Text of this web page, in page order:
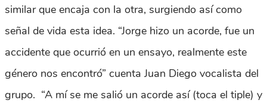
similar que encaja con la otra, surgiendo así como
señal de vida esta idea. “Jorge hizo un acorde, fue un
accidente que ocurrió en un ensayo, realmente este
género nos encontró” cuenta Juan Diego vocalista del
grupo. “A mí se me salió un acorde así (toca el tiple) y